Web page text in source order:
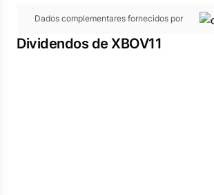
Dados complementares fornecidos por
Dividendos de XBOV11